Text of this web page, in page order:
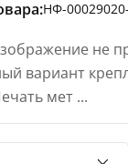
НФ-
не
вариант
мет ...